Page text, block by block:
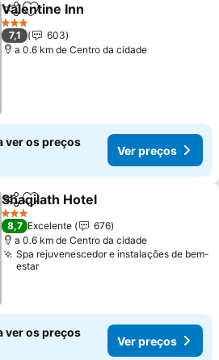
PartilharAdicionar aos favoritos
Valentine Inn
3 Estrelas
7,1
603
a 0.6 km de Centro da cidade
ver os preços
Ver preços
PartilharAdicionar aos favoritos
Shaqilath Hotel
3 Estrelas
8,7 Excelente
676
a 0.6 km de Centro da cidade
Spa rejuvenescedor e instalações de bem-
estar
ver os preços
Ver preços